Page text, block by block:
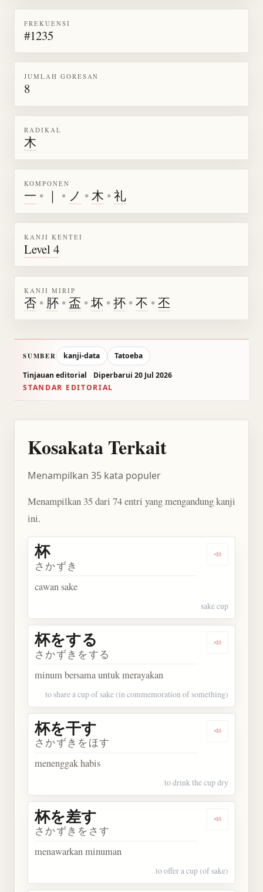
FREKUENSI
#1235
JUMLAH GORESAN
8
RADIKAL
木
KOMPONEN
一 • ｜ • ノ •木 •礼
KANJI KENTEI
Level 4
KANJI MIRIP
否 • 肧 •盃 •坏 •抔 •不 •丕
SUMBER kanji-data
Tatoeba
Tinjauan editorial
Diperbarui 20 Jul 2026
STANDAR EDITORIAL
Kosakata Terkait
Menampilkan 35 kata populer
Menampilkan 35 dari 74 entri yang mengandung kanji
ini.
Dengarkan
杯
さかずき
cawan sake
sake cup
Dengarkan
杯をする
さかずきをする
minum bersama untuk merayakan
to share a cup of sake (in commemoration of something)
Dengarkan
杯を干す
さかずきをほす
menenggak habis
to drink the cup dry
Dengarkan
杯を差す
さかずきをさす
menawarkan minuman
to offer a cup (of sake)